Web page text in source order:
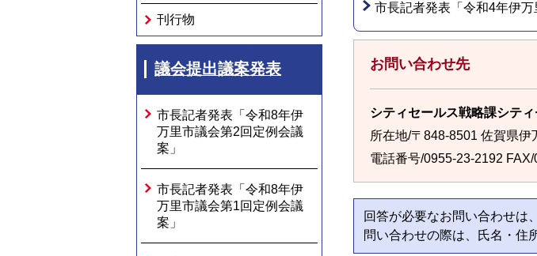
刊行物
議会提出議案発表
市長記者発表「令和8年伊
万里市議会第2回定例会議
案」
市長記者発表「令和8年伊
万里市議会第1回定例会議
案」
市長記者発表「令和4年伊
お問い合わせ先
シティセールス戦略課シテ
所在地/〒848-8501 佐賀県
電話番号/0955-23-2192
回答が必要なお問い合わせは
問い合わせの際は、氏名・住